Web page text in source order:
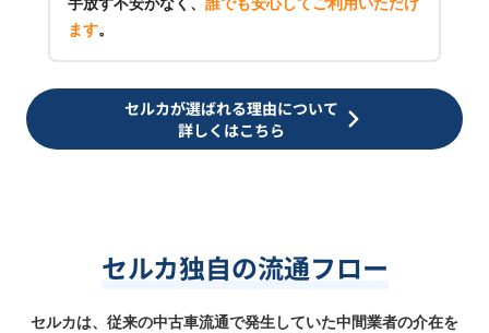
ます。
セルカが選ばれる理由について
詳しくはこちら
セルカ独自の流通フロー
セルカは、従来の中古車流通で発生していた中間業者の介在を